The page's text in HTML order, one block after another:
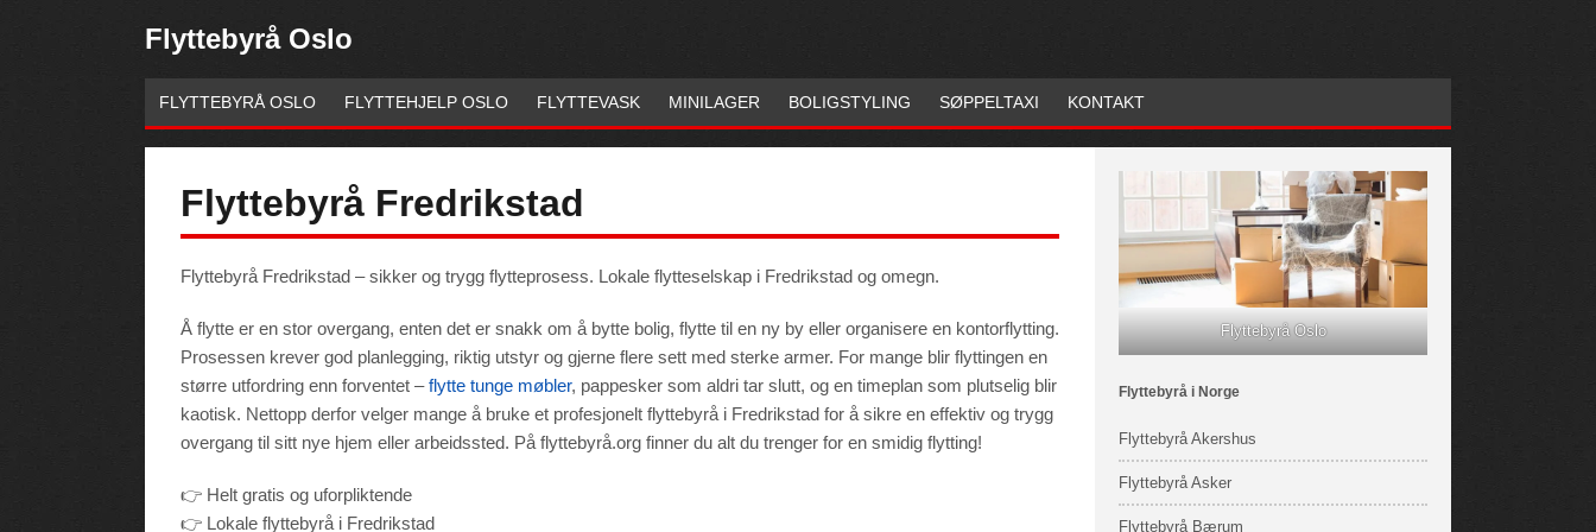
Flyttebyrå Oslo
FLYTTEBYRÅ OSLO FLYTTEHJELP OSLO FLYTTEVASK MINILAGER BOLIGSTYLING SØPPELTAXI KONTAKT
Flyttebyrå Fredrikstad
Flyttebyrå Fredrikstad – sikker og trygg flytteprosess. Lokale flytteselskap i Fredrikstad og omegn.
Å flytte er en stor overgang, enten det er snakk om å bytte bolig, flytte til en ny by eller organisere en kontorflytting.
Prosessen krever god planlegging, riktig utstyr og gjerne flere sett med sterke armer. For mange blir flyttingen en
større utfordring enn forventet –flytte tunge møbler, pappesker som aldri tar slutt, og en timeplan som plutselig blir
kaotisk. Nettopp derfor velger mange å bruke et profesjonelt flyttebyrå i Fredrikstad for å sikre en effektiv og trygg
overgang til sitt nye hjem eller arbeidssted. På flyttebyrå.org finner du alt du trenger for en smidig flytting!
👉 Helt gratis og uforpliktende
👉 Lokale flyttebyrå i Fredrikstad
Flyttebyrå Oslo
Flyttebyrå i Norge
Flyttebyrå Akershus
Flyttebyrå Asker
Flyttebyrå Bærum